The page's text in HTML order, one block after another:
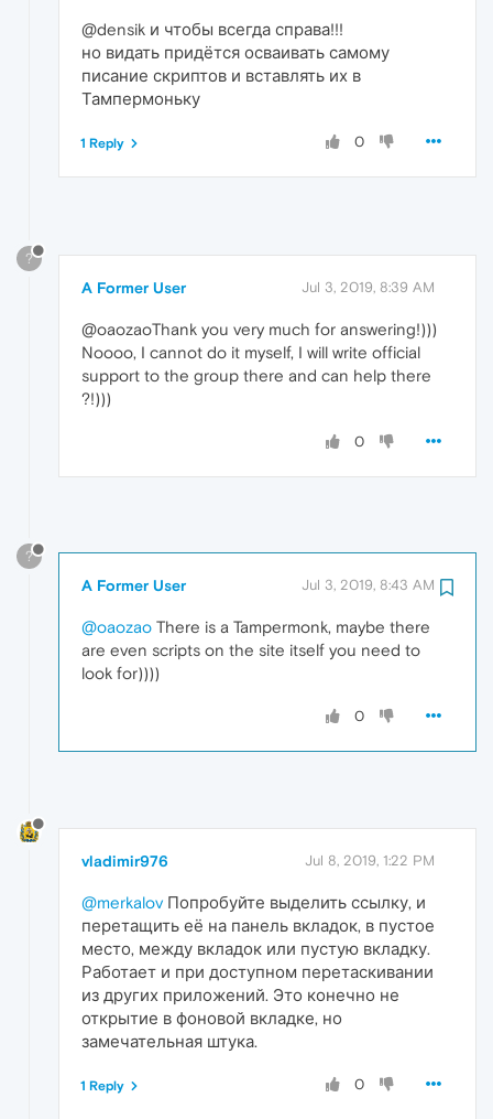
@densik и чтобы всегда справа!!!
но видать придётся осваивать самому
писание скриптов и вставлять их в
Тампермоньку
0
1 Reply
?
A Former User Jul 3, 2019, 8:39 AM
@oaozaoThank you very much for answering!)))
Noooo, I cannot do it myself, I will write official
support to the group there and can help there
?!)))
0
?
A Former User Jul 3, 2019, 8:43 AM
@oaozao There is a Tampermonk, maybe there
are even scripts on the site itself you need to
look for))))
0
vladimir976 Jul 8, 2019, 1:22 PM
@merkalov Попробуйте выделить ссылку, и
перетащить её на панель вкладок, в пустое
место, между вкладок или пустую вкладку.
Работает и при доступном перетаскивании
из других приложений. Это конечно не
открытие в фоновой вкладке, но
замечательная штука.
0
1 Reply